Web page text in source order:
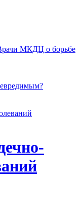
МКДЦ о борьбе